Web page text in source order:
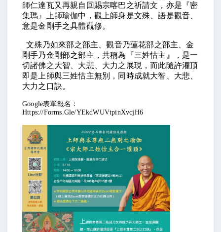
師仁達瓦又再親自回賜宗喀巴之祈請文，亦是『密
集瑪』上師瑜伽中，觀上師身是文殊、語是觀音、
意是金剛手之具體觀修。
文殊乃如來部之部主、觀音乃蓮花部之部主、金
剛手乃金剛部之部主，共稱為『三姓怙主』，是一
切諸佛之大智、大悲、大力之展現，而此隨許灌頂
即是上師與三姓怙主無別，同時成就大智、大悲、
大力之口訣。
Google表單報名：
Https://forms.gle/yEkdWUVtpinXvcjH6